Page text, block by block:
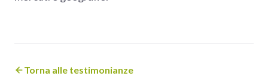
Torna alle testimonianze